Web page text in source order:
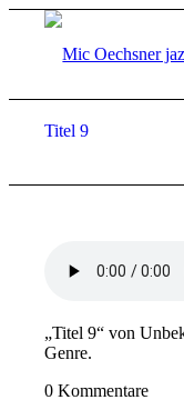
Titel 9
„Titel 9“ von
Genre.
0 Kommentare